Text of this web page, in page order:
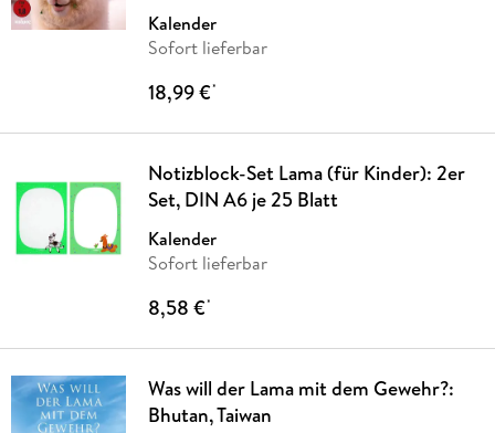
Kalender
Sofort lieferbar
18,99 €*
Notizblock-Set Lama (für Kinder): 2er
Set, DIN A6 je 25 Blatt
Kalender
Sofort lieferbar
8,58 €*
Was will der Lama mit dem Gewehr?:
Bhutan, Taiwan